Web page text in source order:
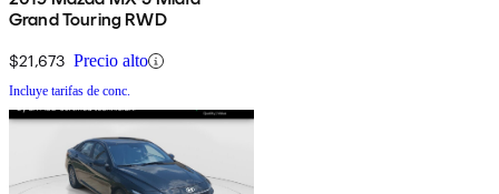
Grand Touring RWD
$21,673 Precio alto
Incluye tarifas de conc.